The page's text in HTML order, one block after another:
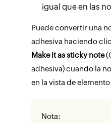
igual que en las
Puede convertir una
adhesiva haciendo
Make it as sticky note
adhesiva) cuando la
en la vista de
Nota: